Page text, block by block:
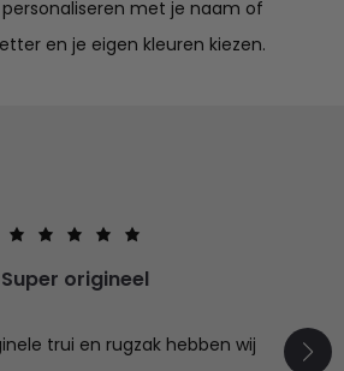
met je naam of
en je eigen kleuren kiezen.
Super origineel
trui en rugzak hebben wij